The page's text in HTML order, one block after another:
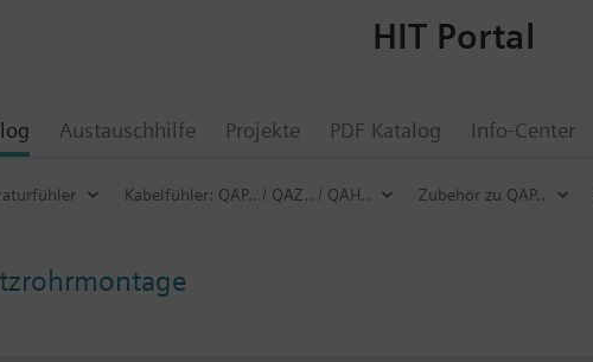
Austauschhilfe Projekte PDF Katalog Info-Center
HIT Portal
Kabelfühler: QAP.. / QAZ.. / QAH.. Zubehör zu QAP..